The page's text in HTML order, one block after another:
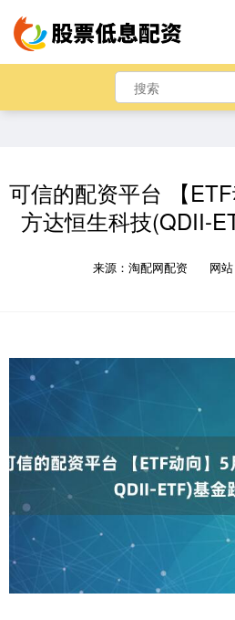
可信的配资平台 【
方达恒生科技(QDII-
来源：淘配网配资 网